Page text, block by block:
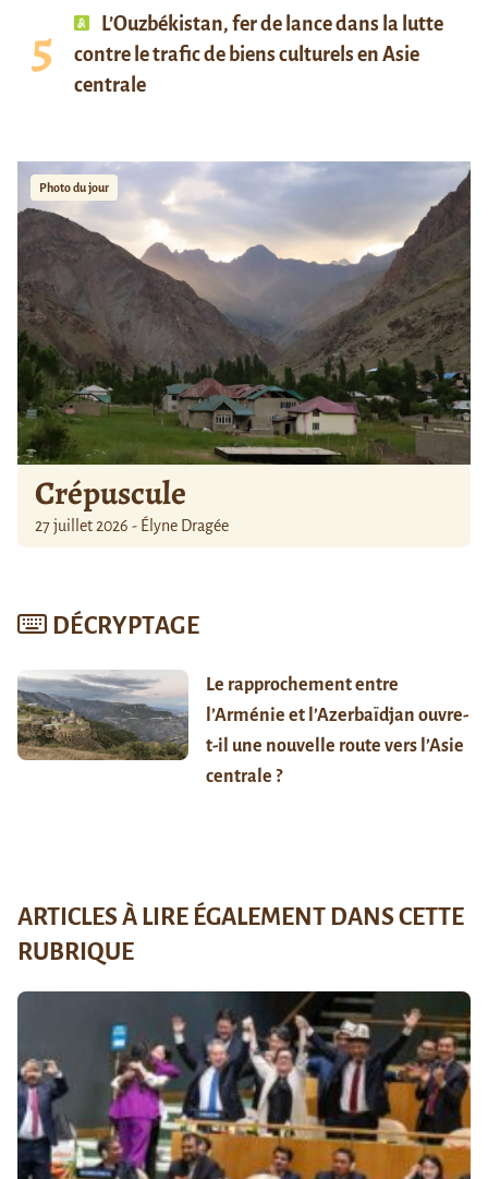
L’Ouzbékistan, fer de lance dans la lutte
contre le trafic de biens culturels en Asie
centrale
Photo du jour
Crépuscule
27 juillet 2026 - Élyne Dragée
DÉCRYPTAGE
Le rapprochement entre
l’Arménie et l’Azerbaïdjan ouvre-
t-il une nouvelle route vers l’Asie
centrale ?
ARTICLES À LIRE ÉGALEMENT DANS CETTE
RUBRIQUE